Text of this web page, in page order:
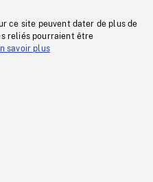
ce site peuvent dater de plus de
reliés pourraient être
savoir plus